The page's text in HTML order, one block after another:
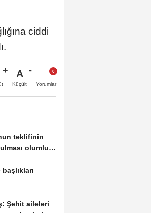
ciddi
A
Küçült Yorumlar
teklifinin
olumlu
Şehit aileleri